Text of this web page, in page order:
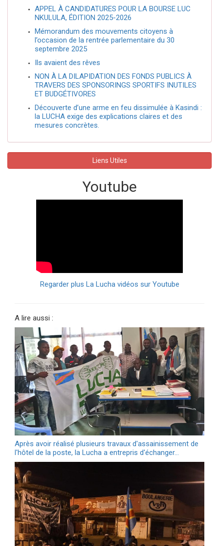
APPEL À CANDIDATURES POUR LA BOURSE LUC
NKULULA, ÉDITION 2025-2026
Mémorandum des mouvements citoyens à
l’occasion de la rentrée parlementaire du 30
septembre 2025
Ils avaient des rêves
NON À LA DILAPIDATION DES FONDS PUBLICS À
TRAVERS DES SPONSORINGS SPORTIFS INUTILES
ET BUDGÉTIVORES
Découverte d’une arme en feu dissimulée à Kasindi :
la LUCHA exige des explications claires et des
mesures concrètes.
Liens Utiles
Youtube
Regarder plus La Lucha vidéos sur Youtube
A lire aussi :
Après avoir réalisé plusieurs travaux d'assainissement de
l'hôtel de la poste, la Lucha a entrepris d'échanger…